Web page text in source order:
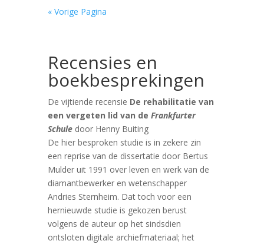
« Vorige Pagina
Recensies en
boekbesprekingen
De vijtiende recensie De rehabilitatie van
een vergeten lid van de Frankfurter
Schuledoor Henny Buiting
De hier besproken studie is in zekere zin
een reprise van de dissertatie door Bertus
Mulder uit 1991 over leven en werk van de
diamantbewerker en wetenschapper
Andries Sternheim. Dat toch voor een
hernieuwde studie is gekozen berust
volgens de auteur op het sindsdien
ontsloten digitale archiefmateriaal; het